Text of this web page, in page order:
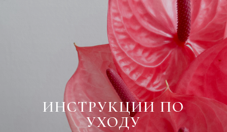
ИНСТРУКЦИИ ПО
УХОДУ